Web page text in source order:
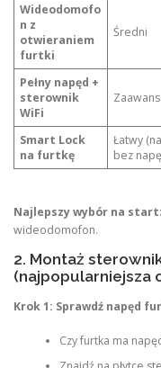
Wideodomofo
n z
otwieraniem
furtki
Średni
Pełny napęd +
sterownik
WiFi
Smart Lock
na furtkę
Łatwy
bez
Najlepszy wybór na start:
wideodomofon.
2. Montaż
(najpopularniejsza
Krok 1: Sprawdź napęd
Czy furtka ma